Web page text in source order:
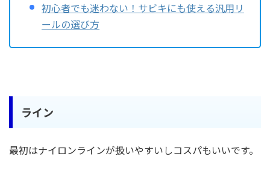
初心者でも迷わない！サビキにも使える汎用リ
ールの選び方
ライン
最初はナイロンラインが扱いやすいしコスパもいいです。